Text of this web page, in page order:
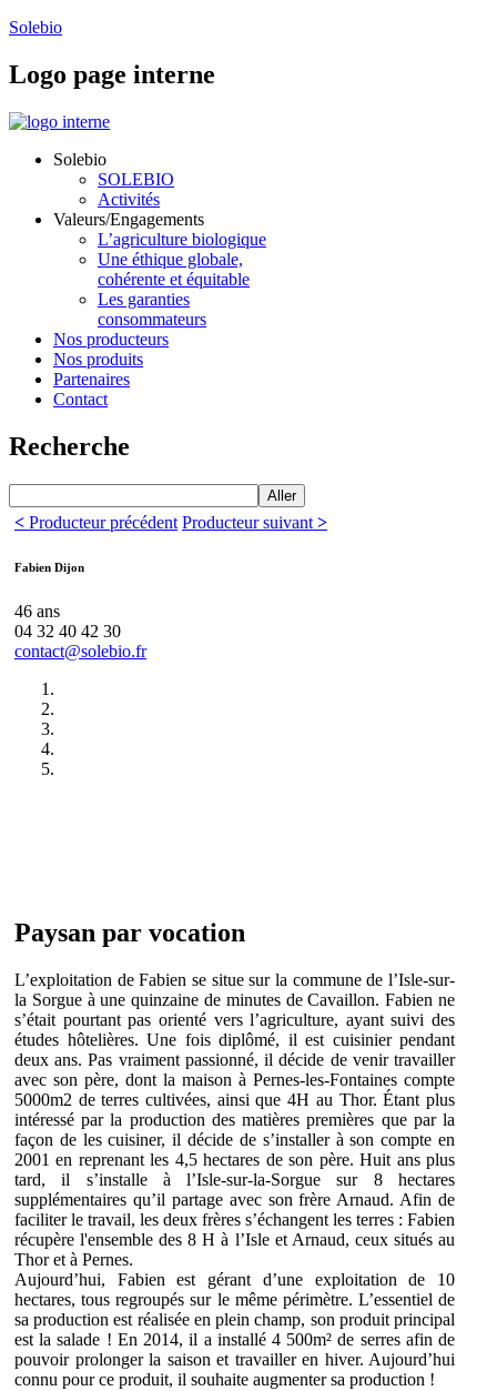
Solebio
Logo page interne
Solebio
SOLEBIO
Activités
Valeurs/Engagements
L’agriculture biologique
Une éthique globale,
cohérente et équitable
Les garanties
consommateurs
Nos producteurs
Nos produits
Partenaires
Contact
Recherche
Aller
< Producteur précédent Producteur suivant >
Fabien Dijon
46 ans
04 32 40 42 30
contact@solebio.fr
Paysan par vocation
L’exploitation de Fabien se situe sur la commune de l’Isle-sur-
la Sorgue à une quinzaine de minutes de Cavaillon. Fabien ne
s’était pourtant pas orienté vers l’agriculture, ayant suivi des
études hôtelières. Une fois diplômé, il est cuisinier pendant
deux ans. Pas vraiment passionné, il décide de venir travailler
avec son père, dont la maison à Pernes-les-Fontaines compte
5000m2 de terres cultivées, ainsi que 4H au Thor. Étant plus
intéressé par la production des matières premières que par la
façon de les cuisiner, il décide de s’installer à son compte en
2001 en reprenant les 4,5 hectares de son père. Huit ans plus
tard, il s’installe à l’Isle-sur-la-Sorgue sur 8 hectares
supplémentaires qu’il partage avec son frère Arnaud. Afin de
faciliter le travail, les deux frères s’échangent les terres : Fabien
récupère l'ensemble des 8 H à l’Isle et Arnaud, ceux situés au
Thor et à Pernes.
Aujourd’hui, Fabien est gérant d’une exploitation de 10
hectares, tous regroupés sur le même périmètre. L’essentiel de
sa production est réalisée en plein champ, son produit principal
est la salade ! En 2014, il a installé 4 500m² de serres afin de
pouvoir prolonger la saison et travailler en hiver. Aujourd’hui
connu pour ce produit, il souhaite augmenter sa production !